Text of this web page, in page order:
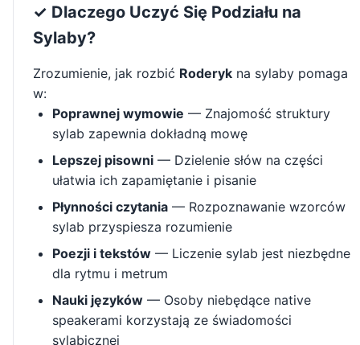
✓ Dlaczego Uczyć Się Podziału na
Sylaby?
Zrozumienie, jak rozbić Roderyk na sylaby pomaga
w:
Poprawnej wymowie — Znajomość struktury
sylab zapewnia dokładną mowę
Lepszej pisowni — Dzielenie słów na części
ułatwia ich zapamiętanie i pisanie
Płynności czytania — Rozpoznawanie wzorców
sylab przyspiesza rozumienie
Poezji i tekstów — Liczenie sylab jest niezbędne
dla rytmu i metrum
Nauki języków — Osoby niebędące native
speakerami korzystają ze świadomości
sylabicznej